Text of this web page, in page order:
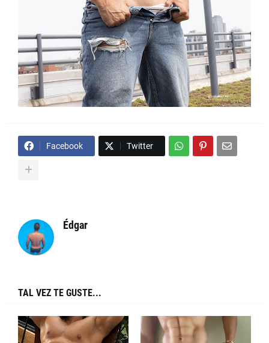
Facebook Twitter
Édgar
TAL VEZ TE GUSTE...